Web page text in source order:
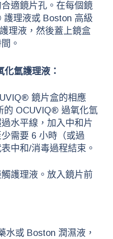
適鏡片孔。在每個鏡
理液或 Boston 高級
理液，然後蓋上鏡盒
。
氫護理液：
鏡片盒的相應
的 OCUVIQ® 過氧化氫
水平線，加入中和片
需要 6 小時（或過
中和/消毒過程結束。
護理液。放入鏡片前
水或 Boston 潤濕液，